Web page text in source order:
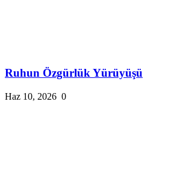
Ruhun Özgürlük Yürüyüşü
Haz 10, 2026 0